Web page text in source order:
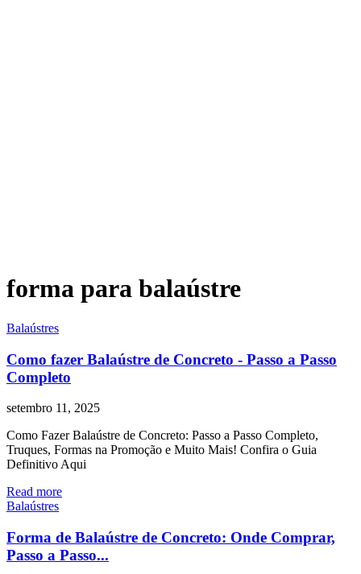
forma para balaústre
Balaústres
Como fazer Balaústre de Concreto - Passo a Passo
Completo
setembro 11, 2025
Como Fazer Balaústre de Concreto: Passo a Passo Completo,
Truques, Formas na Promoção e Muito Mais! Confira o Guia
Definitivo Aqui
Read more
Balaústres
Forma de Balaústre de Concreto: Onde Comprar,
Passo a Passo...